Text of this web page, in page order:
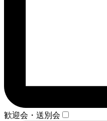
歓迎会・送別会